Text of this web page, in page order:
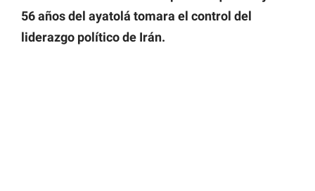
56 años del ayatolá tomara el control del
liderazgo político de Irán.